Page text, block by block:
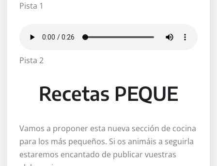
Pista 1
Pista 2
Recetas PEQUE
Vamos a proponer esta nueva sección de cocina
para los más pequeños. Si os animáis a seguirla
estaremos encantado de publicar vuestras